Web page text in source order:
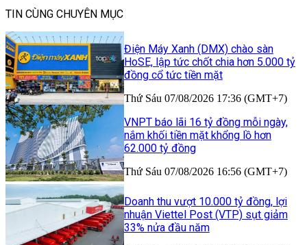
TIN CÙNG CHUYÊN MỤC
Điện Máy Xanh (DMX) chào sàn
HoSE, lập tức chốt chia hơn 5.000 tỷ
đồng cổ tức tiền mặt
Thứ Sáu 07/08/2026 17:36 (GMT+7)
VNPT báo lãi 16 tỷ đồng mỗi ngày,
nắm khối tiền mặt khổng lồ hơn
62.000 tỷ đồng
Thứ Sáu 07/08/2026 16:56 (GMT+7)
Doanh thu vượt 10.000 tỷ đồng, lợi
nhuận Viettel Post (VTP) sụt giảm
33% nửa đầu năm